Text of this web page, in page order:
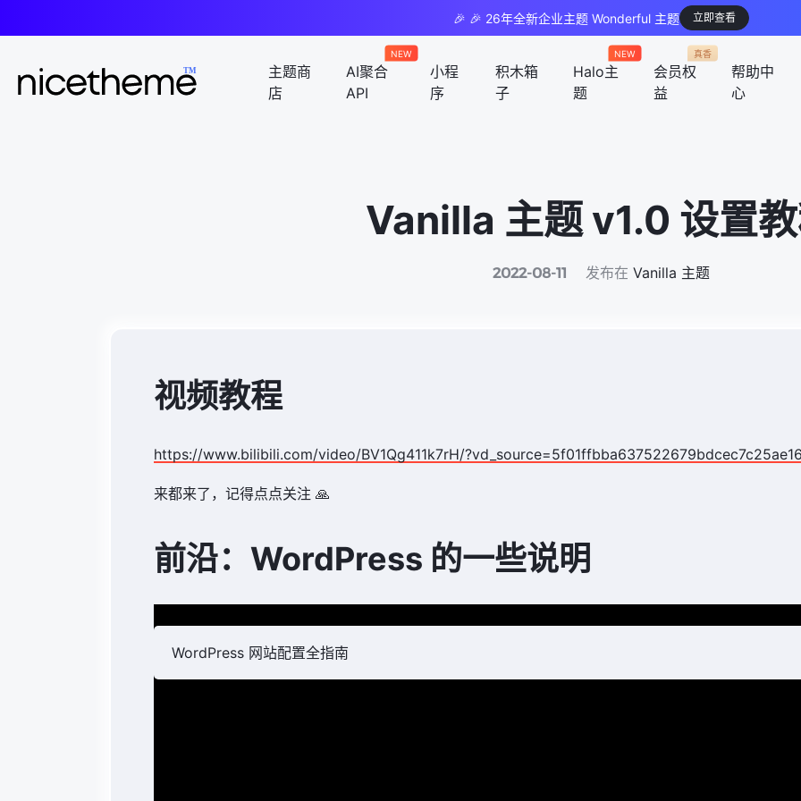
🎉 🎉 26年全新企业主题 Wonderful 主题 立即查看
主题商
店
AI聚合
API
NEW
小程
序
积木箱
子
Halo主
题
NEW
会员权
益
真香
帮助中
心
Vanilla 主题 v1.0 设置
2022-08-11 发布在 Vanilla 主题
视频教程
https://www.bilibili.com/video/BV1Qg411k7rH/
来都来了，记得点点关注 🙏
前沿：WordPress 的一些说明
WordPress 网站配置全指南